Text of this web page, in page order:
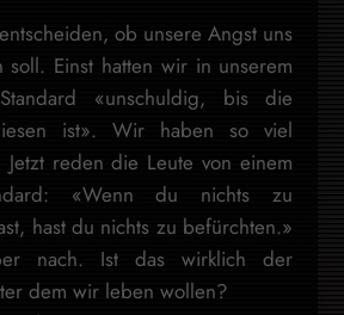
ob unsere Angst uns
soll. Einst hatten wir in unserem
«unschuldig, bis die
ist». Wir haben so viel
reden die Leute von einem
«Wenn du nichts zu
hast du nichts zu befürchten.»
nach. Ist das wirklich der
dem wir leben wollen?